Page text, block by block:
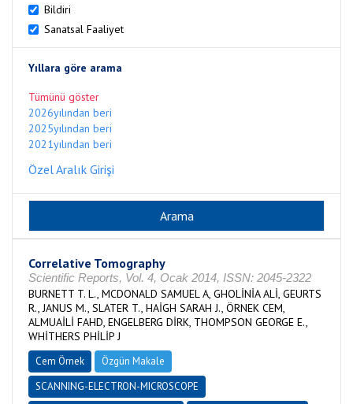
Bildiri
Sanatsal Faaliyet
Yıllara göre arama
Tümünü göster
2026yılından beri
2025yılından beri
2021yılından beri
Özel Aralık Girişi
Correlative Tomography
Scientific Reports, Vol. 4, Ocak 2014, ISSN: 2045-2322
BURNETT T. L., MCDONALD SAMUEL A, GHOLİNİA ALİ, GEURTS
R., JANUS M., SLATER T., HAİGH SARAH J., ÖRNEK CEM,
ALMUAİLİ FAHD, ENGELBERG DİRK, THOMPSON GEORGE E.,
WHİTHERS PHİLİP J
Cem Örnek
Özgün Makale
SCANNING-ELECTRON-MICROSCOPE